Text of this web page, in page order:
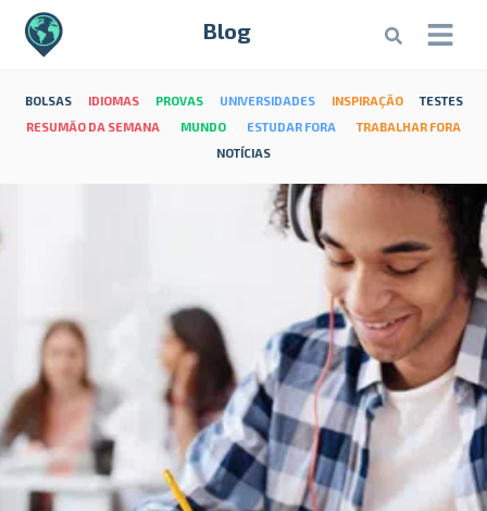
Blog
BOLSAS IDIOMAS PROVAS UNIVERSIDADES INSPIRAÇÃO
TESTES
RESUMÃO DA SEMANA
MUNDO ESTUDAR FORA
TRABALHAR FORA
NOTÍCIAS